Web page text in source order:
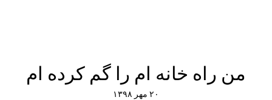
من راه خانه ام را گم کرده ام
۲۰ مهر ۱۳۹۸